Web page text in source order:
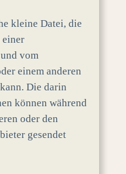
kleine Datei, die
einer
vom
einem anderen
Die darin
können während
oder den
gesendet